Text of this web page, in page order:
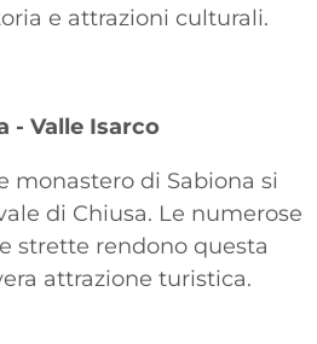
e attrazioni culturali.
- Valle Isarco
monastero di Sabiona si
di Chiusa. Le numerose
strette rendono questa
attrazione turistica.